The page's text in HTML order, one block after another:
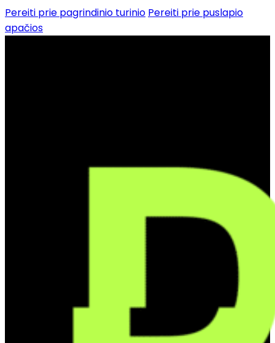
Pereiti prie pagrindinio turinio Pereiti prie puslapio
apačios